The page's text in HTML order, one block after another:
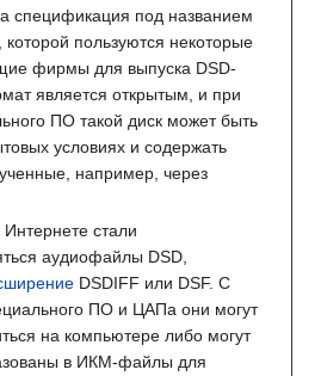
спецификация под названием
пользуются некоторые
фирмы для выпуска DSD-
является открытым, и при
ПО такой диск может быть
условиях и содержать
например, через
стали
аудиофайлы DSD,
DSDIFF или DSF. С
ПО и ЦАПа они могут
на компьютере либо могут
в ИКМ-файлы для